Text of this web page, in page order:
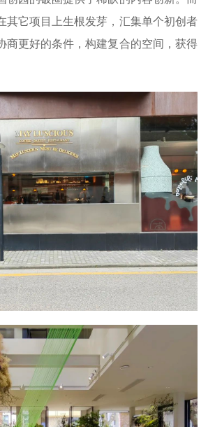
其它项目上生根发芽，汇集单个初创者
商更好的条件，构建复合的空间，获得